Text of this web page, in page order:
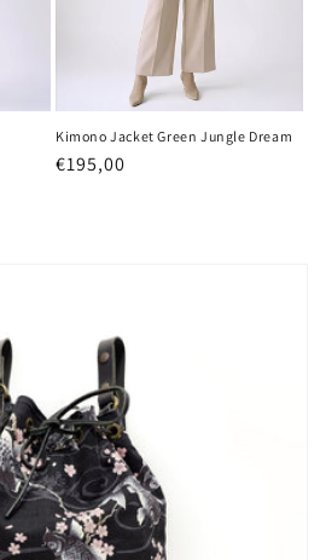
Kimono Jacket Green Jungle Dream
Precio
€195,00